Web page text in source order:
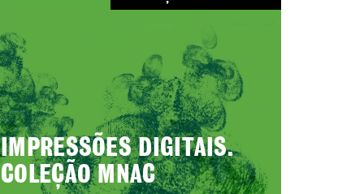
IMPRESSÕES DIGITAIS.
COLEÇÃO MNAC